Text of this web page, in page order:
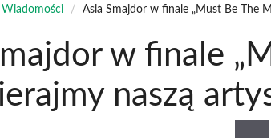
Wiadomości / Asia Smajdor w finale „Must Be The
w finale
naszą